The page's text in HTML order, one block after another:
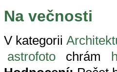
Na večnosti
V kategorii
astrofoto
chrám